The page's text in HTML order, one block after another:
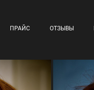
ПРАЙС ОТЗЫВЫ